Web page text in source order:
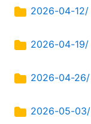
2026-04-12/
2026-04-19/
2026-04-26/
2026-05-03/